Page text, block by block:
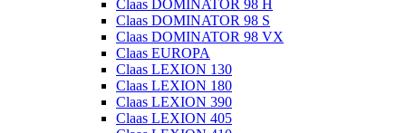
Claas DOMINATOR 98 H
Claas DOMINATOR 98 S
Claas DOMINATOR 98 VX
Claas EUROPA
Claas LEXION 130
Claas LEXION 180
Claas LEXION 390
Claas LEXION 405